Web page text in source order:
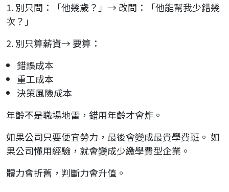
1. 別只問：「他幾歲？」→ 改問：「他能幫我少錯幾
次？」
2. 別只算薪資→ 要算：
錯誤成本
重工成本
決策風險成本
年齡不是職場地雷，錯用年齡才會炸。
如果公司只要便宜勞力，最後會變成最貴學費班。 如
果公司懂用經驗，就會變成少繳學費型企業。
體力會折舊，判斷力會升值。